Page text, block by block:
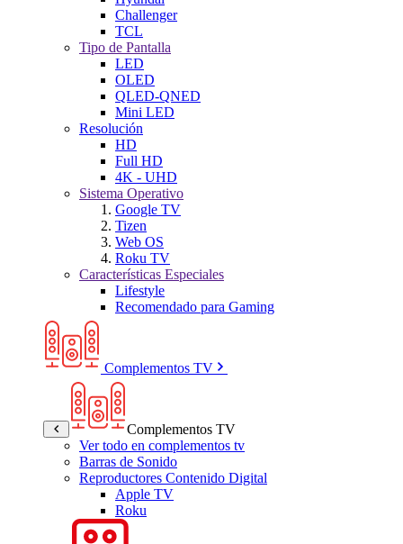
Challenger
TCL
Tipo de Pantalla
LED
OLED
QLED-QNED
Mini LED
Resolución
HD
Full HD
4K - UHD
Sistema Operativo
Google TV
Tizen
Web OS
Roku TV
Características Especiales
Lifestyle
Recomendado para Gaming
Complementos TV
Complementos TV
Ver todo en complementos tv
Barras de Sonido
Reproductores Contenido Digital
Apple TV
Roku